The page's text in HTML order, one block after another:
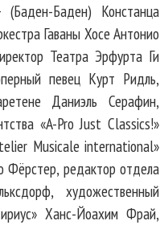
(Баден-Баден) Констанца
Гаваны Хосе Антонио
Театра Эрфурта Ги
певец Курт Ридль,
Даниэль Серафин,
«A-Pro Just Classics!»
Musicale international»
Фёрстер, редактор отдела
художественный
Ханс-Йоахим Фрай,